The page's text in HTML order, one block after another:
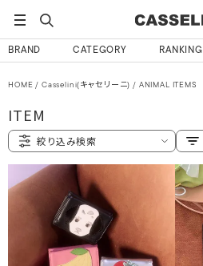
BRAND CATEGORY RANKING
HOME Casselini(キャセリーニ) ANIMAL ITEMS
ITEM
絞り込み検索